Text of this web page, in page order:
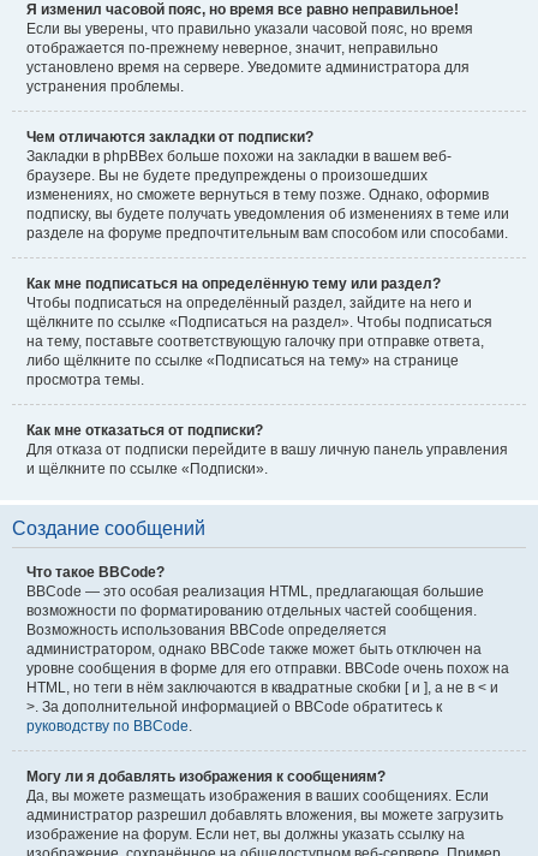
Я изменил часовой пояс, но время все равно неправильное!
Если вы уверены, что правильно указали часовой пояс, но время
отображается по-прежнему неверное, значит, неправильно
установлено время на сервере. Уведомите администратора для
устранения проблемы.
Чем отличаются закладки от подписки?
Закладки в phpBBex больше похожи на закладки в вашем веб-
браузере. Вы не будете предупреждены о произошедших
изменениях, но сможете вернуться в тему позже. Однако, оформив
подписку, вы будете получать уведомления об изменениях в теме или
разделе на форуме предпочтительным вам способом или способами.
Как мне подписаться на определённую тему или раздел?
Чтобы подписаться на определённый раздел, зайдите на него и
щёлкните по ссылке «Подписаться на раздел». Чтобы подписаться
на тему, поставьте соответствующую галочку при отправке ответа,
либо щёлкните по ссылке «Подписаться на тему» на странице
просмотра темы.
Как мне отказаться от подписки?
Для отказа от подписки перейдите в вашу личную панель управления
и щёлкните по ссылке «Подписки».
Создание сообщений
Что такое BBCode?
BBCode — это особая реализация HTML, предлагающая большие
возможности по форматированию отдельных частей сообщения.
Возможность использования BBCode определяется
администратором, однако BBCode также может быть отключен на
уровне сообщения в форме для его отправки. BBCode очень похож на
HTML, но теги в нём заключаются в квадратные скобки [ и ], а не в < и
>. За дополнительной информацией о BBCode обратитесь к
руководству по BBCode.
Могу ли я добавлять изображения к сообщениям?
Да, вы можете размещать изображения в ваших сообщениях. Если
администратор разрешил добавлять вложения, вы можете загрузить
изображение на форум. Если нет, вы должны указать ссылку на